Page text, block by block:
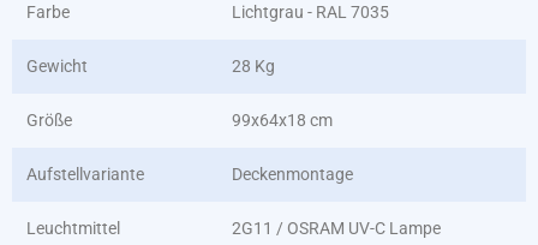
Farbe Lichtgrau - RAL 7035
Gewicht 28 Kg
Größe 99x64x18 cm
Aufstellvariante Deckenmontage
Leuchtmittel 2G11 / OSRAM UV-C Lampe